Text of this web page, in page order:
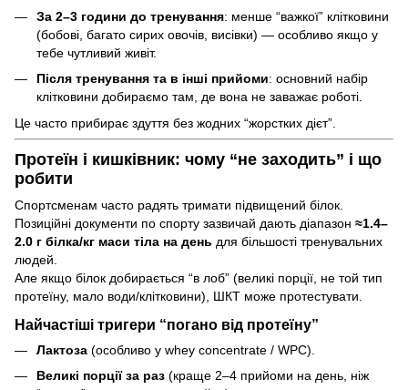
За 2–3 години до тренування: менше “важкої” клітковини
(бобові, багато сирих овочів, висівки) — особливо якщо у
тебе чутливий живіт.
Після тренування та в інші прийоми: основний набір
клітковини добираємо там, де вона не заважає роботі.
Це часто прибирає здуття без жодних “жорстких дієт”.
Протеїн і кишківник: чому “не заходить” і що
робити
Спортсменам часто радять тримати підвищений білок.
Позиційні документи по спорту зазвичай дають діапазон ≈1.4–
2.0 г білка/кг маси тіла на день для більшості тренувальних
людей.
Але якщо білок добирається “в лоб” (великі порції, не той тип
протеїну, мало води/клітковини), ШКТ може протестувати.
Найчастіші тригери “погано від протеїну”
Лактоза (особливо у whey concentrate / WPC).
Великі порції за раз (краще 2–4 прийоми на день, ніж